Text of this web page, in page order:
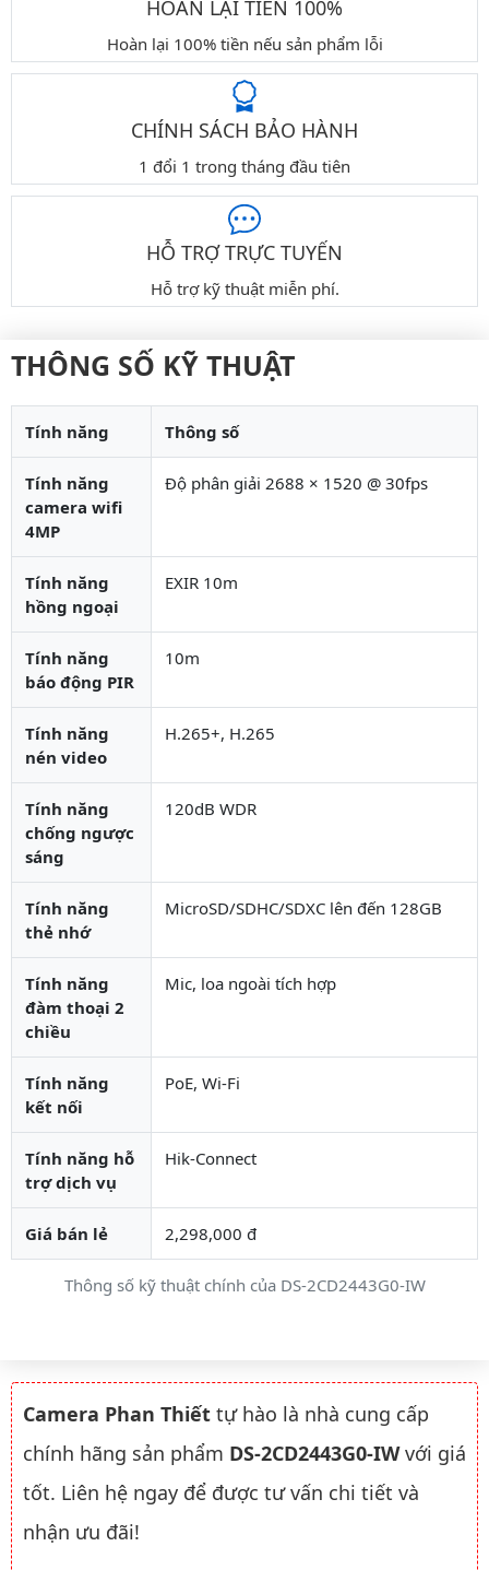
HOÀN LẠI TIỀN 100%
Hoàn lại 100% tiền nếu sản phẩm lỗi
CHÍNH SÁCH BẢO HÀNH
1 đổi 1 trong tháng đầu tiên
HỖ TRỢ TRỰC TUYẾN
Hỗ trợ kỹ thuật miễn phí.
THÔNG SỐ KỸ THUẬT
Thông số kỹ thuật chính của DS-2CD2443G0-IW
Tính năng Thông số
Tính năng
camera wifi
4MP
Độ phân giải 2688 × 1520 @ 30fps
Tính năng
hồng ngoại
EXIR 10m
Tính năng
báo động PIR
10m
Tính năng
nén video
H.265+, H.265
Tính năng
chống ngược
sáng
120dB WDR
Tính năng
thẻ nhớ
MicroSD/SDHC/SDXC lên đến 128GB
Tính năng
đàm thoại 2
chiều
Mic, loa ngoài tích hợp
Tính năng
kết nối
PoE, Wi-Fi
Tính năng hỗ
trợ dịch vụ
Hik-Connect
Giá bán lẻ 2,298,000 đ
Camera Phan Thiết tự hào là nhà cung cấp
chính hãng sản phẩm DS-2CD2443G0-IWvới giá
tốt. Liên hệ ngay để được tư vấn chi tiết và
nhận ưu đãi!